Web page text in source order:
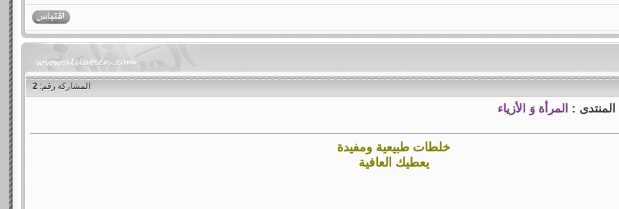
المشاركة رقم:2
المنتدى : المرأة وَ الأزياء
خلطات طبيعية ومفيدة
يعطيك العافية